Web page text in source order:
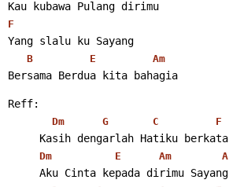
Kau kubawa Pulang dirimu
F
Yang slalu ku Sayang
B E Am
Bersama Berdua kita bahagia
Reff:
Dm G C F
Kasih dengarlah Hatiku berkata
Dm E Am A
Aku Cinta kepada dirimu Sayang